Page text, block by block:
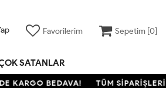
Favorilerim Sepetim [0]
SATANLAR
BEDAVA! TÜM